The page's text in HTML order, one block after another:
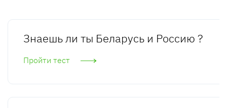
Знаешь ли ты Беларусь и Россию ?
Пройти тест